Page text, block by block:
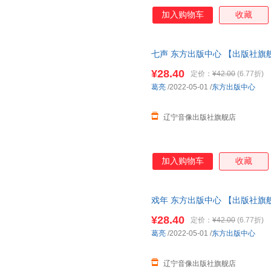
雀》《北鸢》宏大的历史叙事
茧，用悬疑之笔，表达人心底
后用竹制的纳凉器具错位相认
点了一盏桂花香，不识大字的
慧。痴迷于其中的读者，看不
加入购物车 收藏
七声 东方出版中心 【出版社旗
¥28.40 定价： ¥42.00 (6.77折)
辽宁音像出版社旗舰店
葛亮 /2022-05-01 /东方出版中心
加入购物车 收藏
戏年 东方出版中心 【出版社旗
¥28.40 定价： ¥42.00 (6.77折)
辽宁音像出版社旗舰店
葛亮 /2022-05-01 /东方出版中心